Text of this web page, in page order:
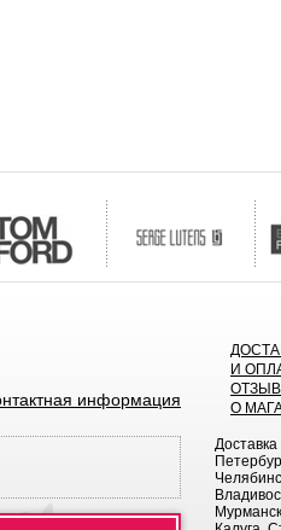
информация
И
О